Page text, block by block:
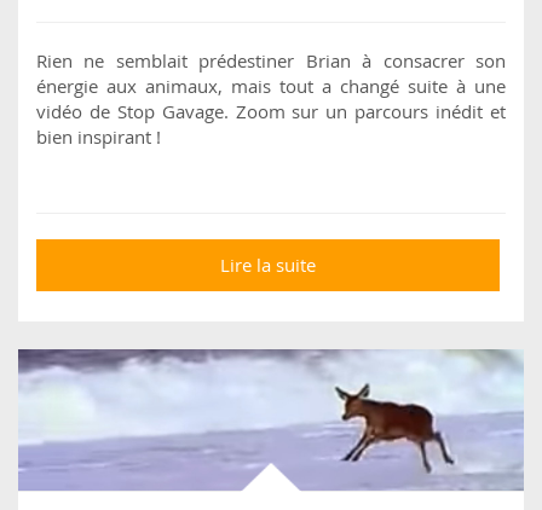
Rien ne semblait prédestiner Brian à consacrer son
énergie aux animaux, mais tout a changé suite à une
vidéo de Stop Gavage. Zoom sur un parcours inédit et
bien inspirant !
Lire la suite
vidéo peut changer la